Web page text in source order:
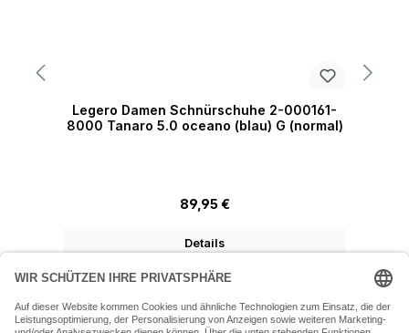
Legero Damen Schnürschuhe 2-000161-
8000 Tanaro 5.0 oceano (blau) G (normal)
Regulärer Preis:
89,95 €
Details
07243 54050 (Mo-Fr: 9.30 - 18:30 Uhr Sa: 9:30 - 16 Uhr)